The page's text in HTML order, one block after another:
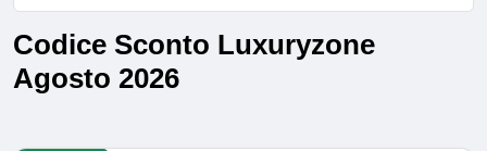
Codice Sconto Luxuryzone
Agosto 2026